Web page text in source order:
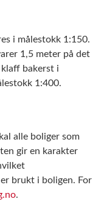
i målestokk 1:150.
1,5 meter på det
bakerst i
1:400.
alle boliger som
gir en karakter
brukt i boligen. For
.